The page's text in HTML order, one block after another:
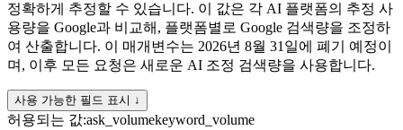
정확하게 추정할 수 있습니다. 이 값은 각 AI 플랫폼의 추정 사
용량을 Google과 비교해, 플랫폼별로 Google 검색량을 조정하
여 산출합니다. 이 매개변수는 2026년 8월 31일에 폐기 예정이
며, 이후 모든 요청은 새로운 AI 조정 검색량을 사용합니다.
사용 가능한 필드 표시 ↓
허용되는 값:ask_volumekeyword_volume